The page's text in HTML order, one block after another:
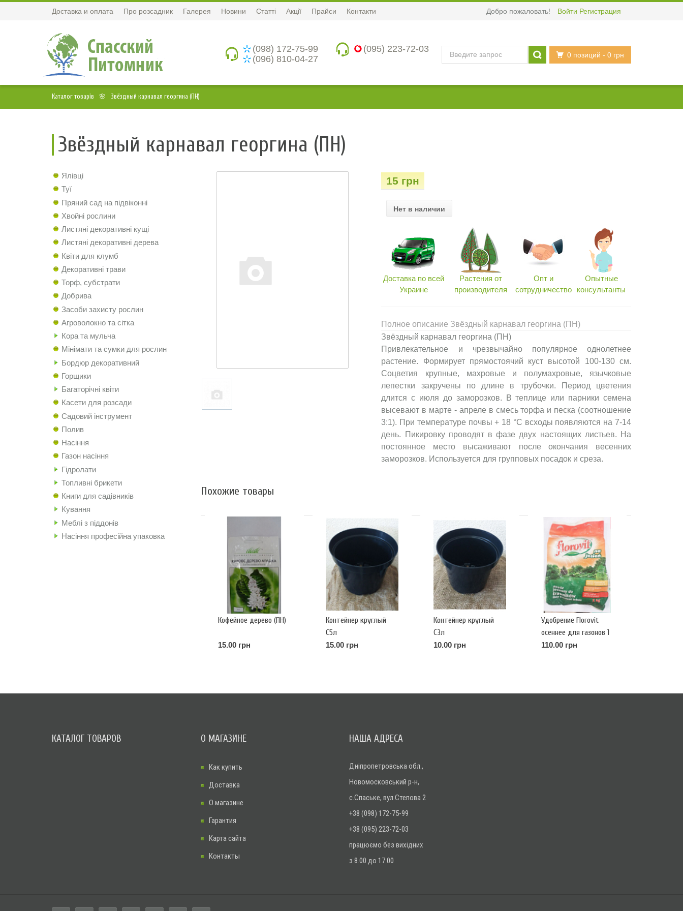
Доставка и оплата Про розсадник Галерея Новини Статті Акції Прайси Контакти Добро пожаловать! Войти Регистрация
0 позиций - 0 грн
(095) 223-72-03
(098) 172-75-99
(096) 810-04-27
Каталог товарів Звёздный карнавал георгина (ПН)
Звёздный карнавал георгина (ПН)
Ялівці
Туї
Пряний сад на підвіконні
Хвойні рослини
Листяні декоративні кущі
Листяні декоративні дерева
Квіти для клумб
Декоративні трави
Торф, субстрати
Добрива
Засоби захисту рослин
Агроволокно та сітка
Кора та мульча
Мінімати та сумки для рослин
Бордюр декоративний
Горщики
Багаторічні квіти
Касети для розсади
Садовий інструмент
Полив
Насіння
Газон насіння
Гідролати
Топливні брикети
Книги для садівників
Кування
Меблі з піддонів
Насіння професійна упаковка
15 грн
Нет в наличии
Доставка по всей
Украине
Растения от
производителя
Опт и
сотрудничество
Опытные
консультанты
Полное описание Звёздный карнавал георгина (ПН)
Звёздный карнавал георгина (ПН)
Привлекательное и чрезвычайно популярное однолетнее
растение. Формирует прямостоячий куст высотой 100-130 см.
Соцветия крупные, махровые и полумахровые, язычковые
лепестки закручены по длине в трубочки. Период цветения
длится с июля до заморозков. В теплице или парники семена
высевают в марте - апреле в смесь торфа и песка (соотношение
3:1). При температуре почвы + 18 °С всходы появляются на 7-14
день. Пикировку проводят в фазе двух настоящих листьев. На
постоянное место высаживают после окончания весенних
заморозков. Используется для групповых посадок и среза.
Похожие товары
Кофейное дерево (ПН)
15.00 грн
Контейнер круглый
С5л
15.00 грн
Контейнер круглый
С3л
10.00 грн
Удобрение Florovit
осеннее для газонов 1
кг
110.00 грн
КАТАЛОГ ТОВАРОВ О МАГАЗИНЕ
Как купить
Доставка
О магазине
Гарантия
Карта сайта
Контакты
НАША АДРЕСА
Дніпропетровська обл.,
Новомосковський р-н,
с.Спаське, вул.Степова 2
+38 (098) 172-75-99
+38 (095) 223-72-03
працюємо без вихідних
з 8.00 до 17.00